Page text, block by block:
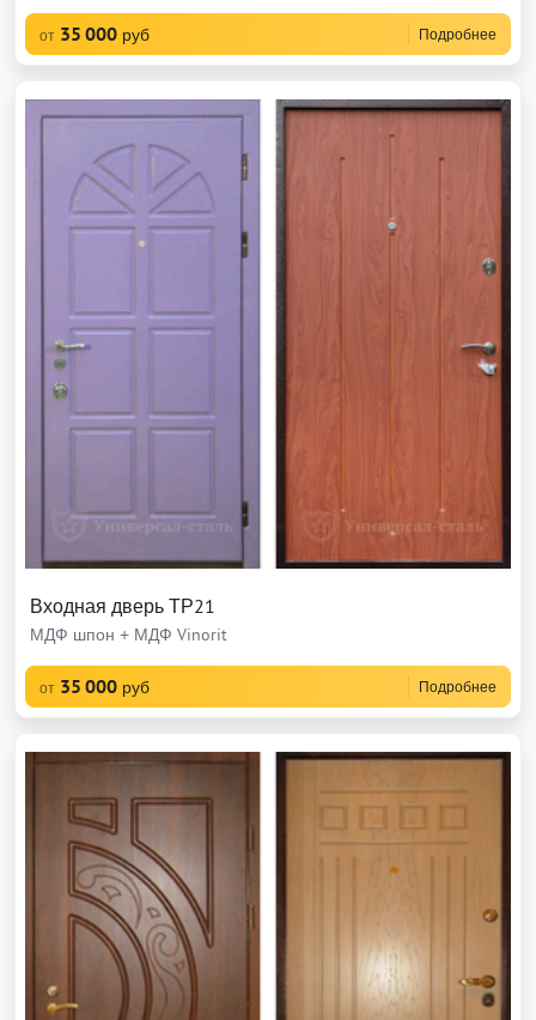
от 35 000 руб Подробнее
Входная дверь ТР21
МДФ шпон + МДФ Vinorit
от 35 000 руб Подробнее